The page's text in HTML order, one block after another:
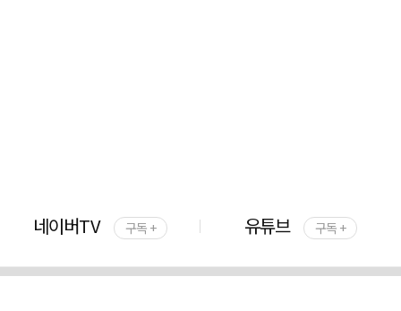
네이버TV 구독 + 유튜브 구독 +